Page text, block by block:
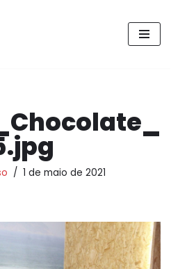
1 de maio de 2021